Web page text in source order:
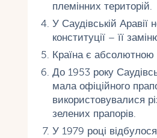
племінних територій.
У Саудівській Аравії
конституції – її
Країна є абсолютною
До 1953 року
мала офіційного
використовувалися
зелених прапорів.
У 1979 році